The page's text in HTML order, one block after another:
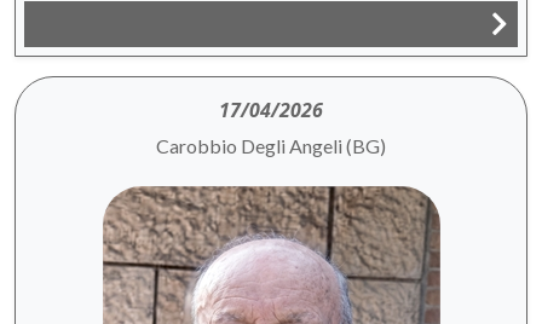
17/04/2026
Carobbio Degli Angeli (BG)